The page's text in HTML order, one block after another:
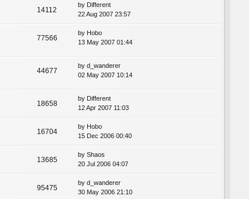
14112
by Different
22 Aug 2007 23:57
77566
by Hobo
13 May 2007 01:44
44677
by d_wanderer
02 May 2007 10:14
18658
by Different
12 Apr 2007 11:03
16704
by Hobo
15 Dec 2006 00:40
13685
by Shaos
20 Jul 2006 04:07
95475
by d_wanderer
30 May 2006 21:10